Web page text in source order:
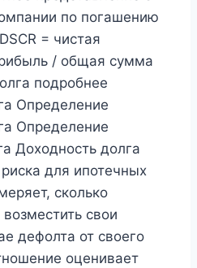
по погашению
= чистая
/ общая сумма
подробнее
Определение
Определение
Доходность долга
для ипотечных
сколько
свои
дефолта от своего
оценивает